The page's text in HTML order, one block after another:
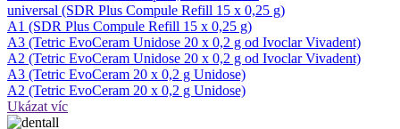
universal (SDR Plus Compule Refill 15 x 0,25 g)
A1 (SDR Plus Compule Refill 15 x 0,25 g)
A3 (Tetric EvoCeram Unidose 20 x 0,2 g od Ivoclar Vivadent)
A2 (Tetric EvoCeram Unidose 20 x 0,2 g od Ivoclar Vivadent)
A3 (Tetric EvoCeram 20 x 0,2 g Unidose)
A2 (Tetric EvoCeram 20 x 0,2 g Unidose)
Ukázat víc